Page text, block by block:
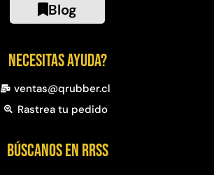
Blog
Necesitas ayuda?
ventas@qrubber.cl
Rastrea tu pedido
Búscanos en RRSS